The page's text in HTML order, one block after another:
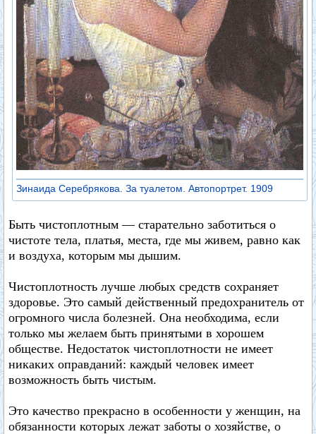
Зинаида Серебрякова. За туалетом. Автопортрет. 1909
Быть чистоплотным — старательно заботиться о
чистоте тела, платья, места, где мы живем, равно как
и воздуха, которым мы дышим.
Чистоплотность лучше любых средств сохраняет
здоровье. Это самый действенный предохранитель от
огромного числа болезней. Она необходима, если
только мы желаем быть принятыми в хорошем
обществе. Недостаток чистоплотности не имеет
никаких оправданий: каждый человек имеет
возможность быть чистым.
Это качество прекрасно в особенности у женщин, на
обязанности которых лежат заботы о хозяйстве, о